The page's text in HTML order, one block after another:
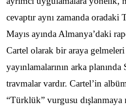
cevaptır aynı zamanda oradaki
Mayıs ayında Almanya’daki
Cartel olarak bir araya
yayınlamalarının arka
travmalar vardır. Cartel’in
“Türklük” vurgusu dışlanmaya